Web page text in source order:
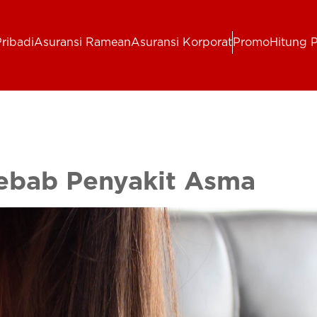
Asuransi RameanAsuransi KorporatPromoHitung
Penyakit Asma